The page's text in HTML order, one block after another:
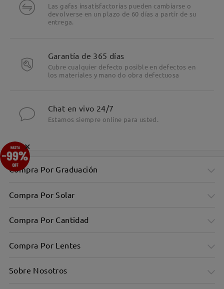
Las gafas insatisfactorias pueden cambiarse o
devolverse en un plazo de 60 días a partir de su
entrega.
Garantía de 365 días
Cubre cualquier defecto posible en defectos en
los materiales y mano do obra defectuosa
Chat en vivo 24/7
Estamos siempre online para usted.
Compra Por Graduación
Compra Por Solar
Compra Por Cantidad
Compra Por Lentes
Sobre Nosotros
×